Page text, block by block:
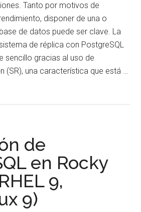
Tanto por motivos de
disponer de una o
de datos puede ser clave. La
de réplica con PostgreSQL
sencillo gracias al uso de
(SR), una característica que está …
de
en Rocky
9,
9)